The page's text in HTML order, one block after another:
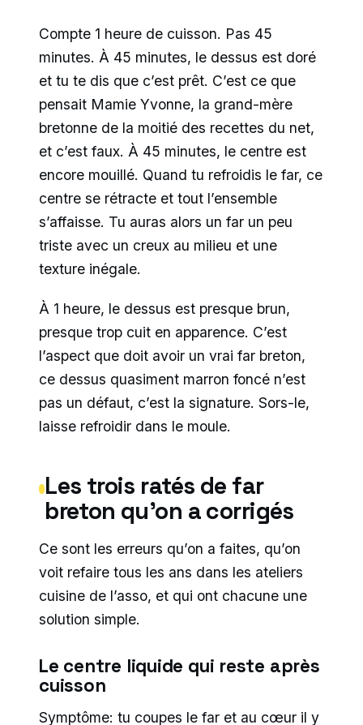
Compte 1 heure de cuisson. Pas 45
minutes. À 45 minutes, le dessus est doré
et tu te dis que c’est prêt. C’est ce que
pensait Mamie Yvonne, la grand-mère
bretonne de la moitié des recettes du net,
et c’est faux. À 45 minutes, le centre est
encore mouillé. Quand tu refroidis le far, ce
centre se rétracte et tout l’ensemble
s’affaisse. Tu auras alors un far un peu
triste avec un creux au milieu et une
texture inégale.
À 1 heure, le dessus est presque brun,
presque trop cuit en apparence. C’est
l’aspect que doit avoir un vrai far breton,
ce dessus quasiment marron foncé n’est
pas un défaut, c’est la signature. Sors-le,
laisse refroidir dans le moule.
Les trois ratés de far
breton qu’on a corrigés
Ce sont les erreurs qu’on a faites, qu’on
voit refaire tous les ans dans les ateliers
cuisine de l’asso, et qui ont chacune une
solution simple.
Le centre liquide qui reste après
cuisson
Symptôme: tu coupes le far et au cœur il y